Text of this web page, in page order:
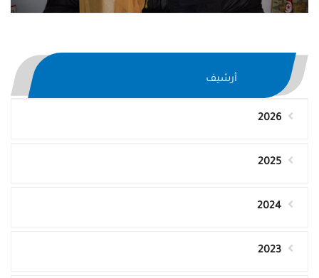
أرشيف
2026
2025
2024
2023